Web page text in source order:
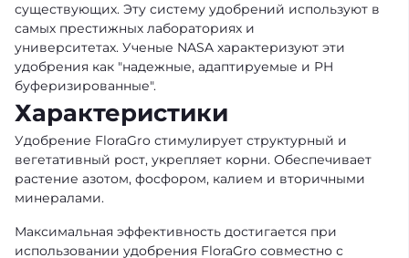
существующих. Эту систему удобрений используют в
самых престижных лабораториях и
университетах. Ученые NASA характеризуют эти
удобрения как "надежные, адаптируемые и PH
буферизированные".
Характеристики
Удобрение FloraGro стимулирует структурный и
вегетативный рост, укрепляет корни. Обеспечивает
растение азотом, фосфором, калием и вторичными
минералами.
Максимальная эффективность достигается при
использовании удобрения FloraGro совместно с